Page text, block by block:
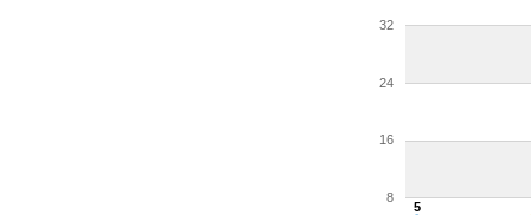
8
16
24
32
5